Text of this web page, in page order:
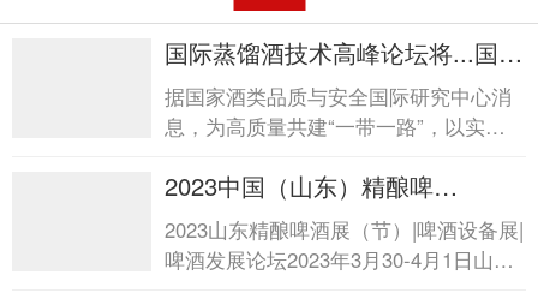
国际蒸馏酒技术高峰论坛将...国际
蒸馏酒技术高峰论坛将...
据国家酒类品质与安全国际研究中心消
息，为高质量共建“一带一路”，以实际
酒创新技术...
2023中国（山东）精酿啤
酒...2023中国（山东）精酿啤酒...
2023山东精酿啤酒展（节）|啤酒设备展|
啤酒发展论坛2023年3月30-4月1日山东